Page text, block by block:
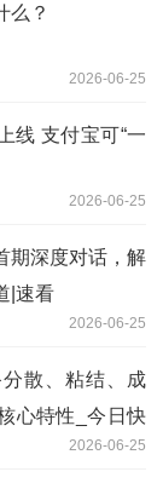
么？
2026-06-25
线 支付宝可“一
2026-06-25
期深度对话，解
|速看
2026-06-25
散、粘结、成
心特性_今日快
2026-06-25